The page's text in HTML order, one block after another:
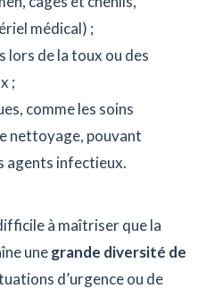
médical) ;
lors de la toux ou des
;
comme les soins
nettoyage, pouvant
agents infectieux.
à maîtriser que la
unegrande diversité de
d’urgence ou de